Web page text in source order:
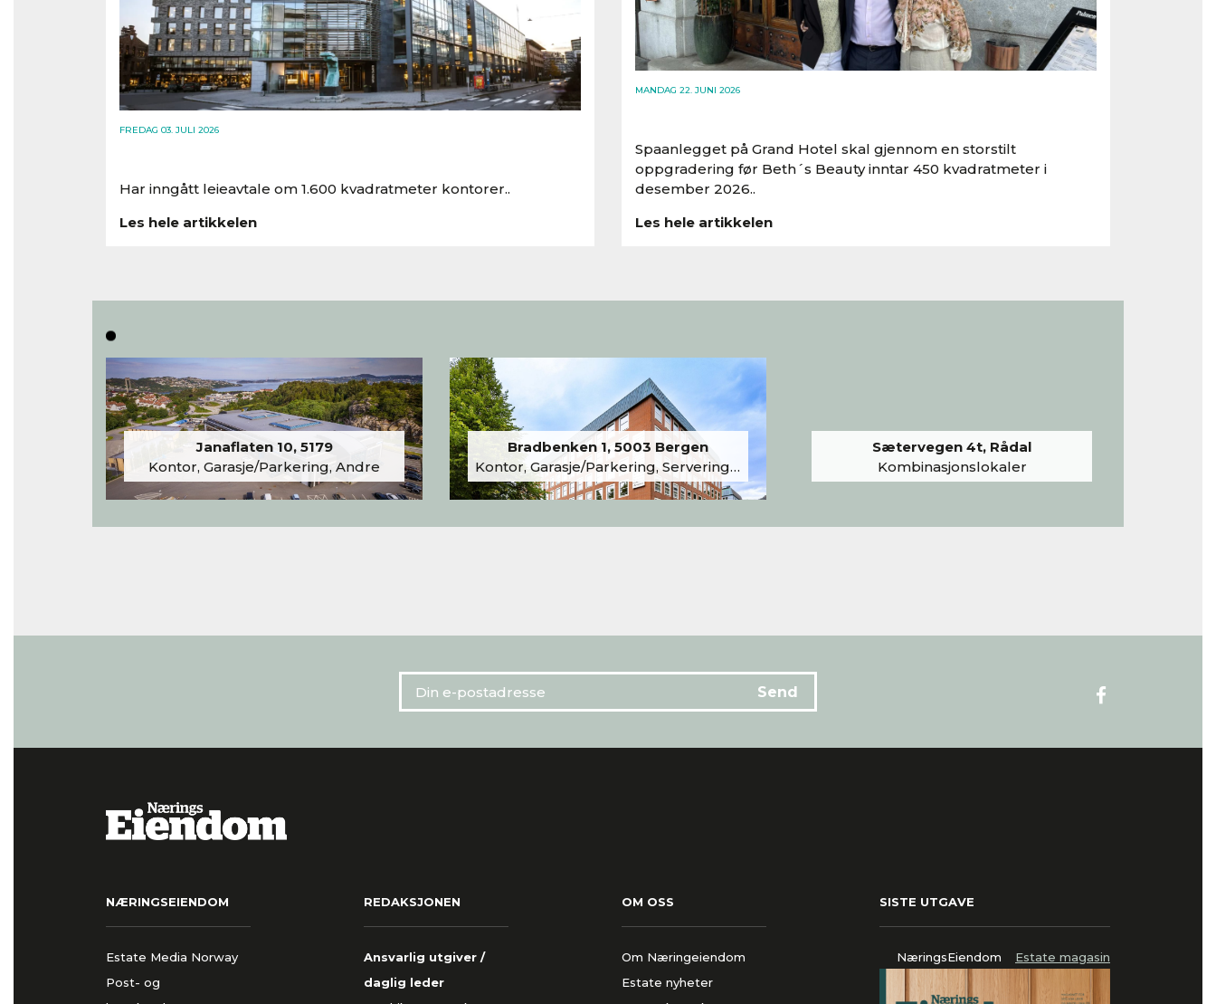
FREDAG 03. JULI 2026
Har inngått leieavtale om 1.600 kvadratmeter kontorer..
Les hele artikkelen
MANDAG 22. JUNI 2026
Spaanlegget på Grand Hotel skal gjennom en storstilt
oppgradering før Beth´s Beauty inntar 450 kvadratmeter i
desember 2026..
Les hele artikkelen
Janaflaten 10, 5179
Kontor, Garasje/Parkering, Andre
Bradbenken 1, 5003 Bergen
Kontor, Garasje/Parkering, Serveringslokale/Kantine, Undervisning/Arrangement
Sætervegen 4t, Rådal
Kombinasjonslokaler
NÆRINGSEIENDOM
Estate Media Norway
Post- og
REDAKSJONEN
Ansvarlig utgiver /
daglig leder
OM OSS
Om Næringeiendom
Estate nyheter
SISTE UTGAVE
NæringsEiendom Estate magasin